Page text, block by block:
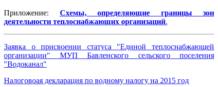
Приложение: Схемы, определяющие границы зон
деятельности теплоснабжающих организаций.
Заявка о присвоении статуса "Единой теплоснабжающей
организации" МУП Бавленского сельского поселения
"Водоканал"
Налоговоая декларация по водному налогу на 2015 год